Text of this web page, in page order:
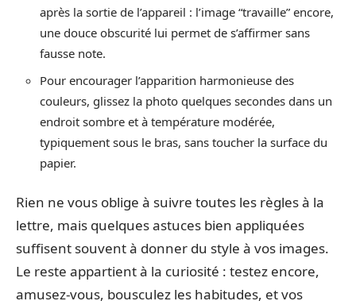
après la sortie de l’appareil : l’image “travaille” encore,
une douce obscurité lui permet de s’affirmer sans
fausse note.
Pour encourager l’apparition harmonieuse des
couleurs, glissez la photo quelques secondes dans un
endroit sombre et à température modérée,
typiquement sous le bras, sans toucher la surface du
papier.
Rien ne vous oblige à suivre toutes les règles à la
lettre, mais quelques astuces bien appliquées
suffisent souvent à donner du style à vos images.
Le reste appartient à la curiosité : testez encore,
amusez-vous, bousculez les habitudes, et vos